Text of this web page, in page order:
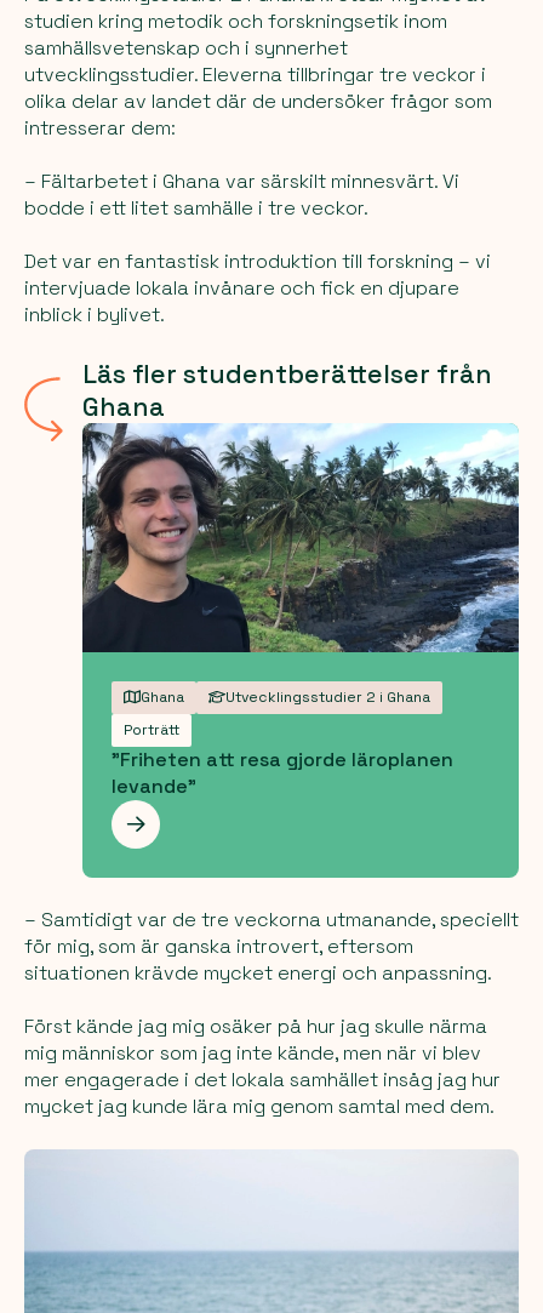
studien kring metodik och forskningsetik inom
samhällsvetenskap och i synnerhet
utvecklingsstudier. Eleverna tillbringar tre veckor i
olika delar av landet där de undersöker frågor som
intresserar dem:
– Fältarbetet i Ghana var särskilt minnesvärt. Vi
bodde i ett litet samhälle i tre veckor.
Det var en fantastisk introduktion till forskning – vi
intervjuade lokala invånare och fick en djupare
inblick i bylivet.
Läs fler studentberättelser från
Ghana
Ghana
Utvecklingsstudier 2 i Ghana
Porträtt
"Friheten att resa gjorde läroplanen
levande"
Les mer
– Samtidigt var de tre veckorna utmanande, speciellt
för mig, som är ganska introvert, eftersom
situationen krävde mycket energi och anpassning.
Först kände jag mig osäker på hur jag skulle närma
mig människor som jag inte kände, men när vi blev
mer engagerade i det lokala samhället insåg jag hur
mycket jag kunde lära mig genom samtal med dem.